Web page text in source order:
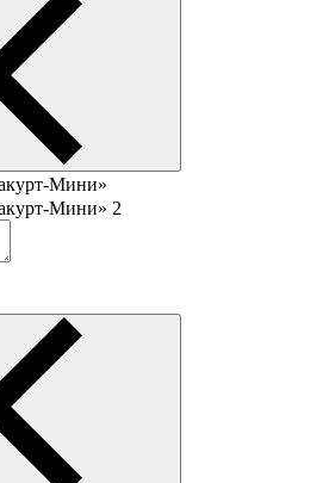
Мини»
Мини» 2